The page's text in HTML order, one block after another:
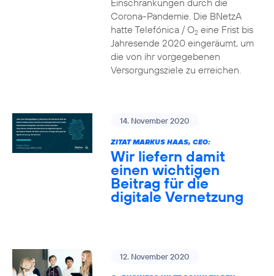
Einschränkungen durch die
Corona-Pandemie. Die BNetzA
hatte Telefónica / O2eine Frist bis
Jahresende 2020 eingeräumt, um
die von ihr vorgegebenen
Versorgungsziele zu erreichen.
14. November 2020
ZITAT MARKUS HAAS, CEO:
Wir liefern damit
einen wichtigen
Beitrag für die
digitale Vernetzung
12. November 2020